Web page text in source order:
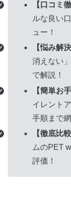
【口コミ
ルな良い
ュー！
【悩み解決
消えない
で解説！
【簡単お
イレント
手順まで網
【徹底比較
ムのPET
評価！